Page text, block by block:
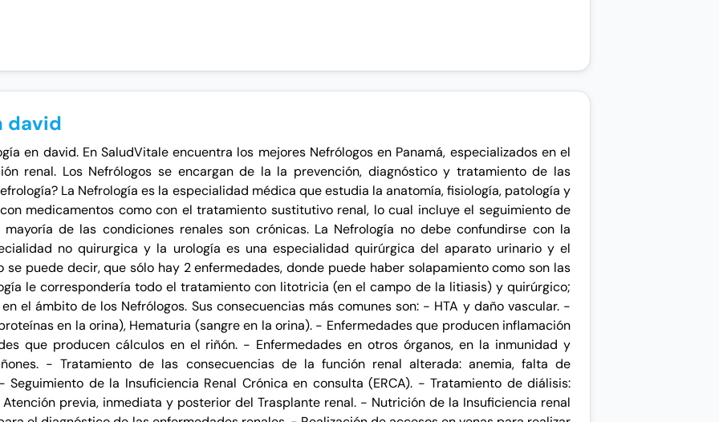
david
en david. En SaludVitale encuentra los mejores Nefrólogos en Panamá, especializados en el
renal. Los Nefrólogos se encargan de la la prevención, diagnóstico y tratamiento de las
La Nefrología es la especialidad médica que estudia la anatomía, fisiología, patología y
medicamentos como con el tratamiento sustitutivo renal, lo cual incluye el seguimiento de
de las condiciones renales son crónicas. La Nefrología no debe confundirse con la
no quirurgica y la urología es una especialidad quirúrgica del aparato urinario y el
puede decir, que sólo hay 2 enfermedades, donde puede haber solapamiento como son las
le correspondería todo el tratamiento con litotricia (en el campo de la litiasis) y quirúrgico;
el ámbito de los Nefrólogos. Sus consecuencias más comunes son: - HTA y daño vascular. -
en la orina), Hematuria (sangre en la orina). - Enfermedades que producen inflamación
que producen cálculos en el riñón. - Enfermedades en otros órganos, en la inmunidad y
- Tratamiento de las consecuencias de la función renal alterada: anemia, falta de
de la Insuficiencia Renal Crónica en consulta (ERCA). - Tratamiento de diálisis:
previa, inmediata y posterior del Trasplante renal. - Nutrición de la Insuficiencia renal